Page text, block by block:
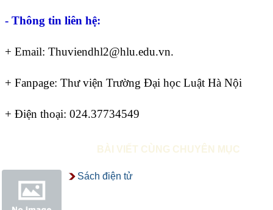
- Thông tin liên hệ:
+ Email: Thuviendhl2@hlu.edu.vn.
+ Fanpage: Thư viện Trường Đại học Luật Hà Nội
+ Điện thoại: 024.37734549
BÀI VIẾT CÙNG CHUYÊN MỤC
Sách điện tử